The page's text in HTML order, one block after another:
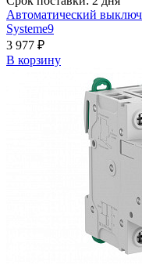
Автоматический
Systeme9
3 977 ₽
В корзинy